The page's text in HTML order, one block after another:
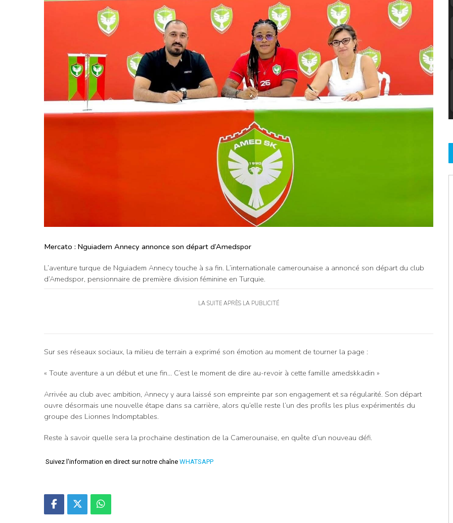
Mercato : Nguiadem Annecy annonce son départ d’Amedspor
L’aventure turque de Nguiadem Annecy touche à sa fin. L’internationale camerounaise a annoncé son départ du club
d’Amedspor, pensionnaire de première division féminine en Turquie.
LA SUITE APRÈS LA PUBLICITÉ
Sur ses réseaux sociaux, la milieu de terrain a exprimé son émotion au moment de tourner la page :
« Toute aventure a un début et une fin… C’est le moment de dire au-revoir à cette famille amedskkadin »
Arrivée au club avec ambition, Annecy y aura laissé son empreinte par son engagement et sa régularité. Son départ
ouvre désormais une nouvelle étape dans sa carrière, alors qu’elle reste l’un des profils les plus expérimentés du
groupe des Lionnes Indomptables.
Reste à savoir quelle sera la prochaine destination de la Camerounaise, en quête d’un nouveau défi.
Suivez l'information en direct sur notre chaîne WHATSAPP